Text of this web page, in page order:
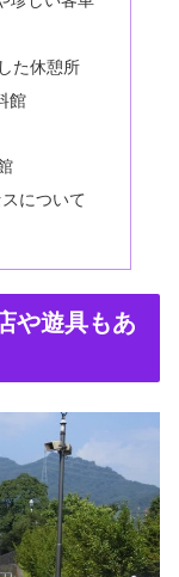
た休憩所
館
について
や遊具もあ